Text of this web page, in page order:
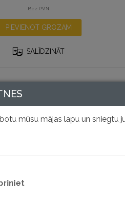
Bez PVN
PIEVIENOT GROZAM
SALĪDZINĀT
mūsu mājas lapu un sniegtu